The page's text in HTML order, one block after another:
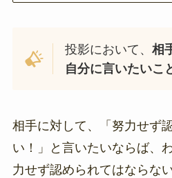
投影において、相
自分に言いたいこ
相手に対して、「努力せず
い！」と言いたいならば、
力せず認められてはならな